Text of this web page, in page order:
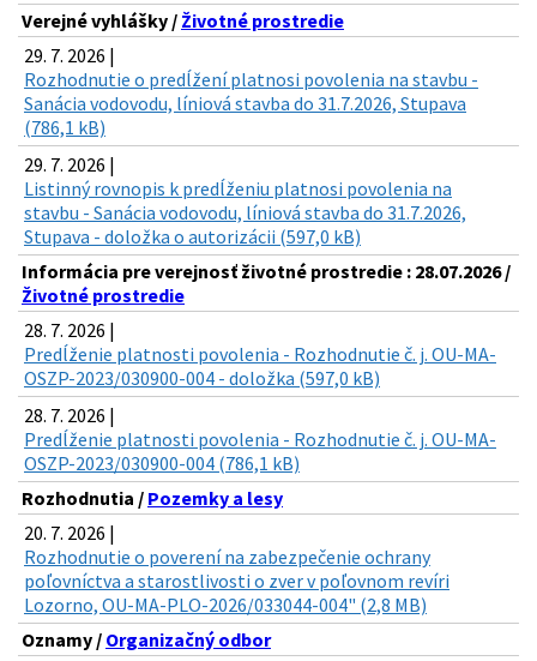
Verejné vyhlášky / Životné prostredie
29. 7. 2026 |
Rozhodnutie o predĺžení platnosi povolenia na stavbu -
Sanácia vodovodu, líniová stavba do 31.7.2026, Stupava
(786,1 kB)
29. 7. 2026 |
Listinný rovnopis k predĺženiu platnosi povolenia na
stavbu - Sanácia vodovodu, líniová stavba do 31.7.2026,
Stupava - doložka o autorizácii (597,0 kB)
Informácia pre verejnosť životné prostredie : 28.07.2026 /
Životné prostredie
28. 7. 2026 |
Predĺženie platnosti povolenia - Rozhodnutie č. j. OU-MA-
OSZP-2023/030900-004 - doložka (597,0 kB)
28. 7. 2026 |
Predĺženie platnosti povolenia - Rozhodnutie č. j. OU-MA-
OSZP-2023/030900-004 (786,1 kB)
Rozhodnutia / Pozemky a lesy
20. 7. 2026 |
Rozhodnutie o poverení na zabezpečenie ochrany
poľovníctva a starostlivosti o zver v poľovnom revíri
Lozorno, OU-MA-PLO-2026/033044-004" (2,8 MB)
Oznamy / Organizačný odbor